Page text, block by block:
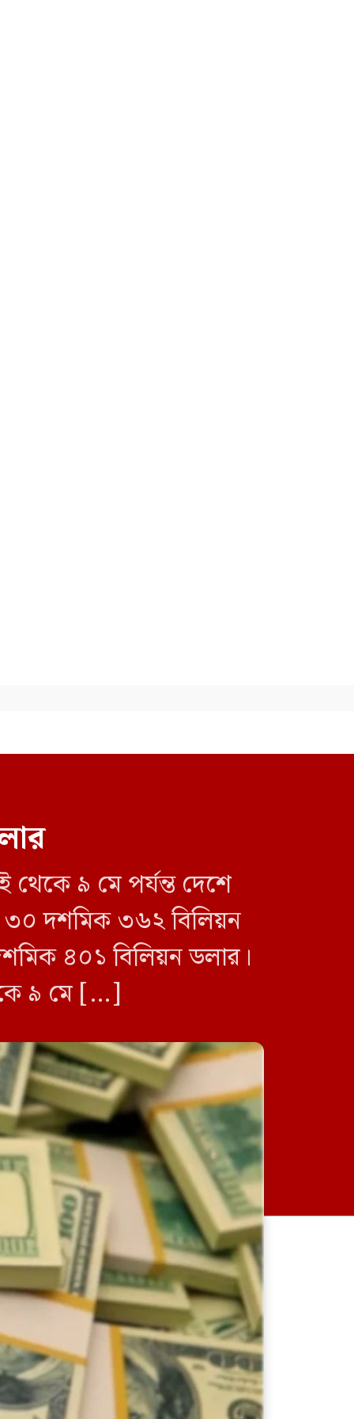
বলাকা লাউঞ্জে আগুন
‘এক দফা’ কোনো নেতার একক
ঘোষণা নয়, এটি জনতার
আকাঙ্ক্ষার প্রতিফলন: নুরুল হক
৯ মে পর্যন্ত দেশে
৩০ দশমিক ৩৬২ বিলিয়ন
৪০১ বিলিয়ন ডলার।
৯ মে […]